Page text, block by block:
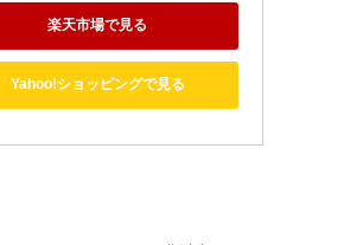
楽天市場で見る
Yahoo!ショッピングで見る